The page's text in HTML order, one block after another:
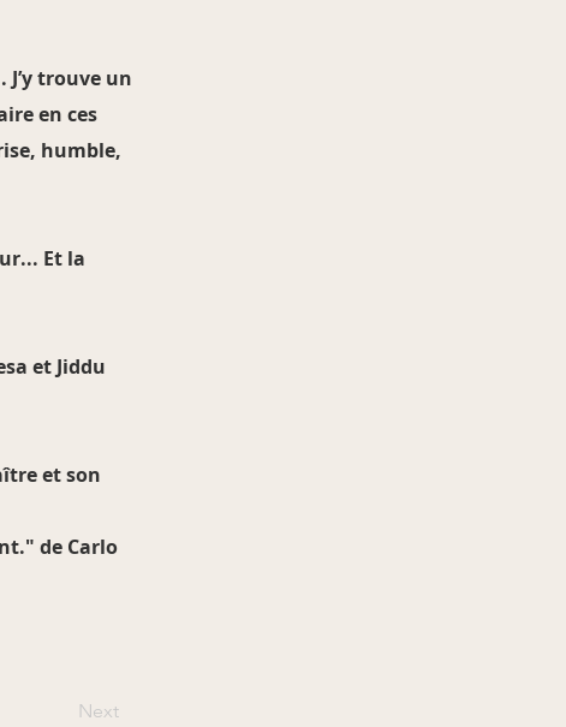
trouve un
en ces
humble,
Et la
et Jiddu
et son
de Carlo
Next